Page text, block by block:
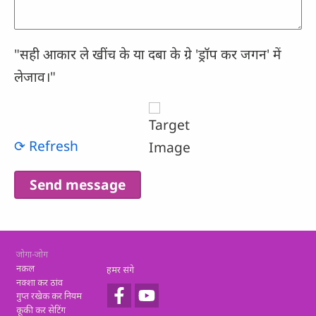
"सही आकार ले खींच के या दबा के ग्रे 'ड्रॉप कर जगन' में
लेजाव।"
⟳ Refresh
Footer
जोगा-जोग
नक़ल
नक्शा कर ठांव
गुप्त रखेक कर नियम
कूकी कर सेटिंग
हमर संगे